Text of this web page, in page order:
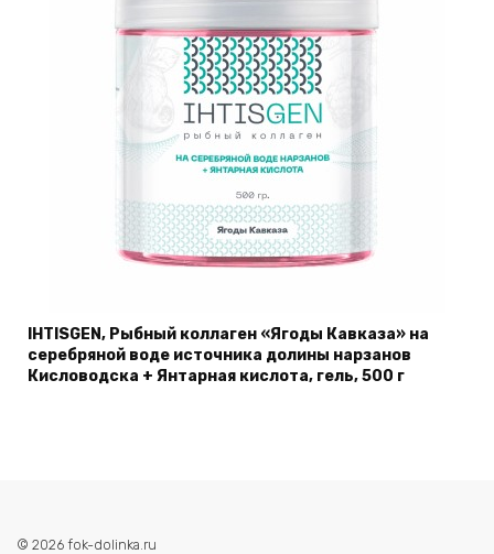
IHTISGEN, Рыбный коллаген «Ягоды Кавказа» на
серебряной воде источника долины нарзанов
Кисловодска + Янтарная кислота, гель, 500 г
© 2026 fok-dolinka.ru